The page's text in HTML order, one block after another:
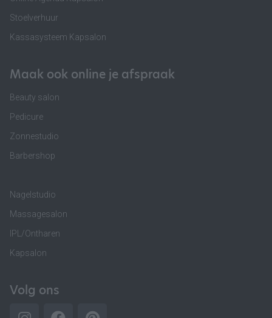
Stoelverhuur
Kassasysteem Kapsalon
Maak ook online je afspraak
Beauty salon
Pedicure
Zonnestudio
Barbershop
Nagelstudio
Massagesalon
IPL/Ontharen
Kapsalon
Volg ons